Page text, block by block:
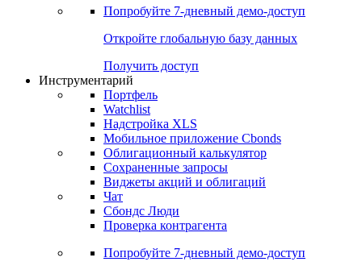
Попробуйте 7-дневный демо-доступ
Откройте глобальную базу данных
Получить доступ
Инструментарий
Портфель
Watchlist
Надстройка XLS
Мобильное приложение Cbonds
Облигационный калькулятор
Сохраненные запросы
Виджеты акций и облигаций
Чат
Сбондс Люди
Проверка контрагента
Попробуйте 7-дневный демо-доступ